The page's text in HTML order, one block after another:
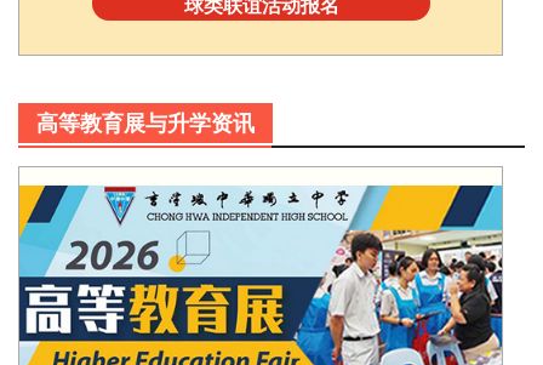
球类联谊活动报名
高等教育展与升学资讯